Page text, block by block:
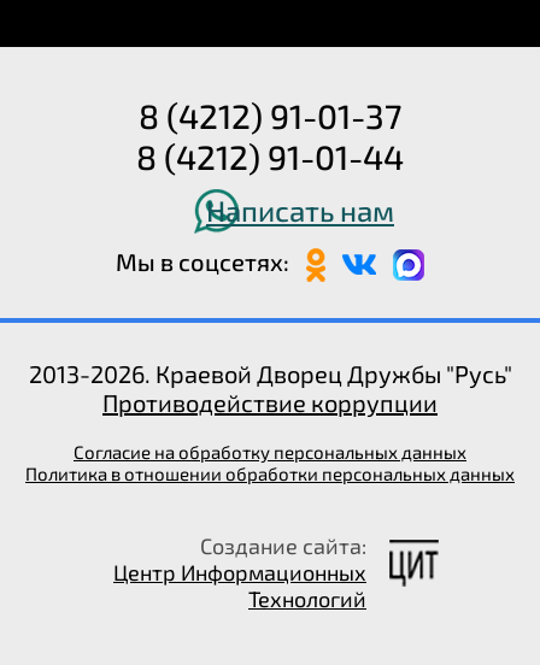
8 (4212) 91-01-37
8 (4212) 91-01-44
Написать нам
Мы в соцсетях:
2013-2026. Краевой Дворец Дружбы "Русь"
Противодействие коррупции
Согласие на обработку персональных данных
Политика в отношении обработки персональных данных
Создание сайта:
Центр Информационных
Технологий